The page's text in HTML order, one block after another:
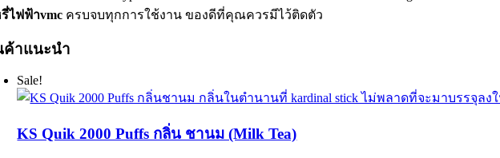
ไฟฟ้าvmc ครบจบทุกการใช้งาน ของดีที่คุณควรมีไว้ติดตัว
ค้าแนะนำ
Sale!
KS Quik 2000 Puffs กลิ่น ชานม (Milk Tea)